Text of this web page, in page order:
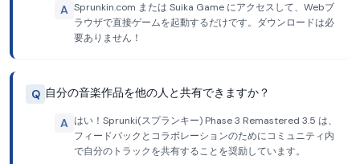
A Sprunkin.com または Suika Game にアクセスして、Webブ
ラウザで直接ゲームを起動するだけです。ダウンロードは必
要ありません！
Q 自分の音楽作品を他の人と共有できますか？
A はい！Sprunki(スプランキー) Phase 3 Remastered 3.5 は、
フィードバックとコラボレーションのためにコミュニティ内
で自分のトラックを共有することを奨励しています。